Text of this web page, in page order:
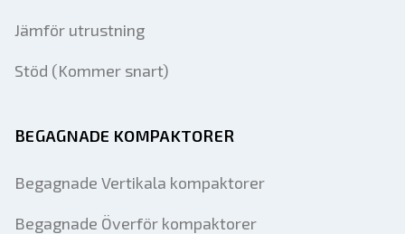
Jämför utrustning
Stöd (Kommer snart)
BEGAGNADE KOMPAKTORER
Begagnade Vertikala kompaktorer
Begagnade Överför kompaktorer